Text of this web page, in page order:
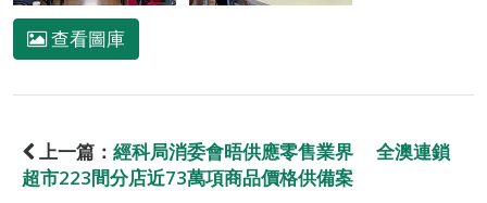
查看圖庫
上一篇： 經科局消委會晤供應零售業界 全澳連鎖
超市223間分店近73萬項商品價格供備案